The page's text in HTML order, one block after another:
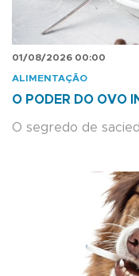
01/08/2026 00:00
ALIMENTAÇÃO
O PODER DO OVO
O segredo de